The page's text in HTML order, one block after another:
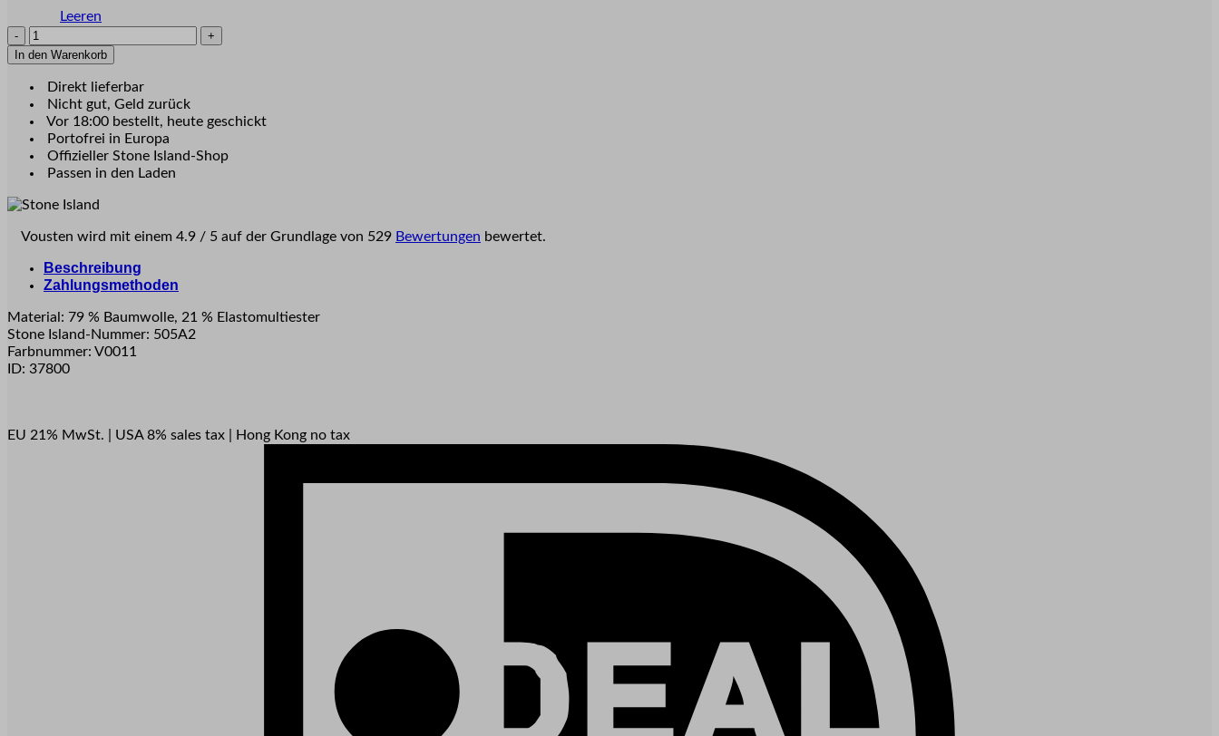
Leeren
STONE
ISLAND
-
Col-
Pull
Bordeaux
(37800)
Menge
In den Warenkorb
Direkt lieferbar
Nicht gut, Geld zurück
Vor 18:00 bestellt, heute geschickt
Portofrei in Europa
Offizieller Stone Island-Shop
Passen in den Laden
Vousten wird mit einem 4.9 / 5 auf der Grundlage von 529 Bewertungen bewertet.
Beschreibung
Zahlungsmethoden
Material: 79 % Baumwolle, 21 % Elastomultiester
Stone Island-Nummer: 505A2
Farbnummer: V0011
ID: 37800
EU 21% MwSt. USA 8% sales tax Hong Kong no tax